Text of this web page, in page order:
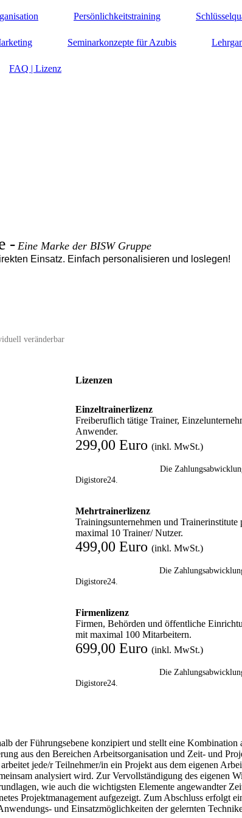
Persönlichkeitstraining
Seminarkonzepte für Azubis
FAQ | Lizenz
- Eine Marke der BISW Gruppe
Einsatz. Einfach personalisieren und loslegen!
veränderbar
Lizenzen
Einzeltrainerlizenz
Freiberuflich tätige Trainer,
Anwender.
299,00 Euro (inkl. MwSt.)
Die
Digistore24.
Mehrtrainerlizenz
Trainingsunternehmen und Trainerinstitute
maximal 10 Trainer/ Nutzer.
499,00 Euro (inkl. MwSt.)
Die
Digistore24.
Firmenlizenz
Firmen, Behörden und öffentliche
mit maximal 100 Mitarbeitern.
699,00 Euro (inkl. MwSt.)
Die
Digistore24.
der Führungsebene konzipiert und stellt eine Kombination
aus den Bereichen Arbeitsorganisation und Zeit- und
jede/r Teilnehmer/in ein Projekt aus dem eigenen
analysiert wird. Zur Vervollständigung des eigenen
wie auch die wichtigsten Elemente angewandter
Projektmanagement aufgezeigt. Zum Abschluss erfolgt
und Einsatzmöglichkeiten der gelernten